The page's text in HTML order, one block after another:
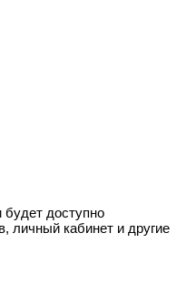
будет доступно
личный кабинет и другие